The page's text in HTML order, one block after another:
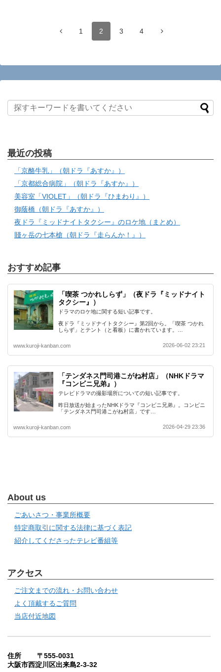
1 2 3 4
最近の投稿
「京酪牛乳」（朝ドラ『あすか』）
「京都総合病院」（朝ドラ『あすか』）
美容室「VIOLET」（朝ドラ『ひまわり』）
御蔭橋（朝ドラ『あすか』）
夜ドラ『ミッドナイトタクシー』のロケ地（まとめ）
賤ヶ岳の七本槍（朝ドラ『走らんか！』）
おすすめ記事
「喫茶 つかれしらず」（夜ドラ『ミッドナイト
タクシー』）
ドラマのロケ地に関する短い記事です。
夜ドラ『ミッドナイトタクシー』第2回から。「喫茶 つかれ
しらず」とテント（と看板）に書かれています。…
www.kuroji-kanban.com 2026-06-02 23:21
「テンダネス門司港こがね村店」（NHKドラマ
『コンビニ兄弟』）
テレビドラマの撮影場所についての短い記事です。
昨日放送が始まったNHKドラマ『コンビニ兄弟』。コンビニ
「テンダネス門司港こがね村店」です…
www.kuroji-kanban.com 2026-04-29 23:36
About us
ごあいさつ・事業所概要
特定商取引に関する法律に基づく表記
紹介してくださったテレビ番組等
アクセス
ご注文までの流れ・お問い合わせ
よく頂戴するご質問
当店付近地図
住所 〒555-0031
大阪市西淀川区出来島2-3-32